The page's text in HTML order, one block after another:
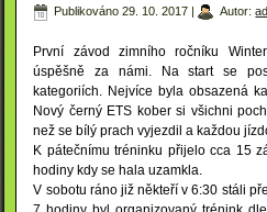
Publikováno 29. 10. 2017 | Autor:
První závod zimního ročníku
úspěšně za námi. Na start se
kategoriích. Nejvíce byla obsazená
Nový černý ETS kober si všichni
než se bílý prach vyjezdil a každou
K pátečnímu tréninku přijelo cca 15
hodiny kdy se hala uzamkla.
V sobotu ráno již někteří v 6:30 stáli